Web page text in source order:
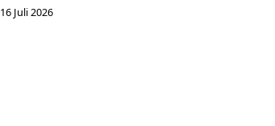
16 Juli 2026